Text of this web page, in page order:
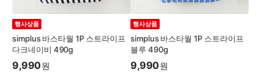
simplus 바스타월 1P 스트라이프
다크네이비 490g
행사상품
9,990원
simplus 바스타월 1P 스트라이프
블루 490g
행사상품
9,990원